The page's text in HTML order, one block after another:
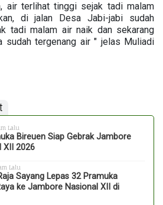
air terlihat tinggi sejak tadi malam
di jalan Desa Jabi-jabi sudah
tadi malam air naik dan sekarang
sudah tergenang air " jelas Muliadi
Lalu
Bireuen Siap Gebrak Jambore
XII 2026
Lalu
Sayang Lepas 32 Pramuka
ke Jambore Nasional XII di